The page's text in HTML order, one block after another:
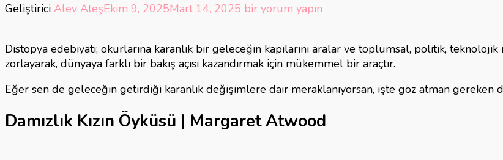
Geliştirici Alev AteşEkim 9, 2025Mart 14, 2025 Distopya
Yolculuk:
En
İyi
Distopya
Kitapları
için
bir yorum yapın
Distopya edebiyatı; okurlarına karanlık bir geleceğin kapılarını aralar ve toplumsal, politik,
zorlayarak, dünyaya farklı bir bakış açısı kazandırmak için mükemmel bir araçtır.
Eğer sen de geleceğin getirdiği karanlık değişimlere dair meraklanıyorsan, işte göz atman gereken
Damızlık Kızın Öyküsü | Margaret Atwood